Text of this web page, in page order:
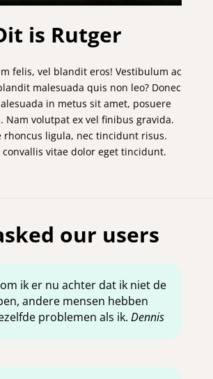
is Rutger
felis, vel blandit eros! Vestibulum ac
malesuada quis non leo? Donec
in metus sit amet, posuere
Nam volutpat ex vel finibus gravida.
rhoncus ligula, nec tincidunt risus.
vitae dolor eget tincidunt.
our users
ik er nu achter dat ik niet de
andere mensen hebben
problemen als ik. Dennis